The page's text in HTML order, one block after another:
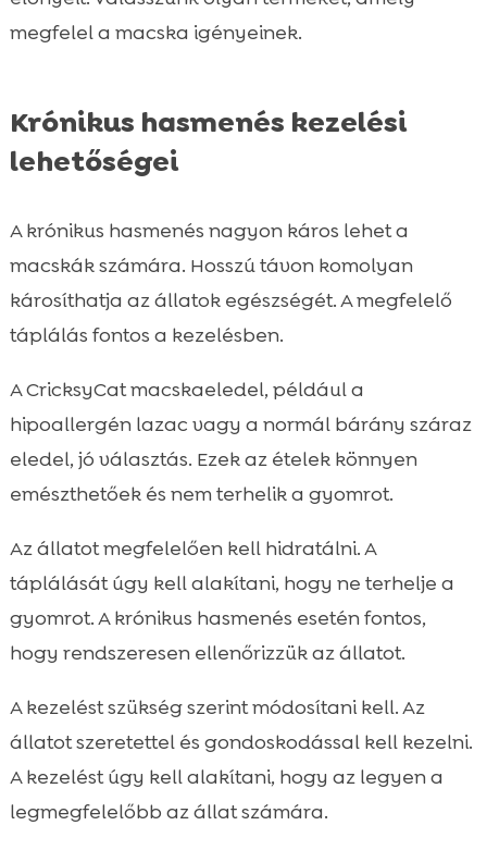
megfelel a macska igényeinek.
Krónikus hasmenés kezelési
lehetőségei
A krónikus hasmenés nagyon káros lehet a
macskák számára. Hosszú távon komolyan
károsíthatja az állatok egészségét. A megfelelő
táplálás fontos a kezelésben.
A CricksyCat macskaeledel, például a
hipoallergén lazac vagy a normál bárány száraz
eledel, jó választás. Ezek az ételek könnyen
emészthetőek és nem terhelik a gyomrot.
Az állatot megfelelően kell hidratálni. A
táplálását úgy kell alakítani, hogy ne terhelje a
gyomrot. A krónikus hasmenés esetén fontos,
hogy rendszeresen ellenőrizzük az állatot.
A kezelést szükség szerint módosítani kell. Az
állatot szeretettel és gondoskodással kell kezelni.
A kezelést úgy kell alakítani, hogy az legyen a
legmegfelelőbb az állat számára.